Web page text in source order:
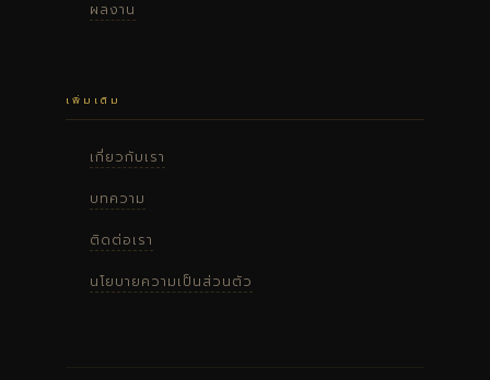
ผลงาน
เพิ่มเติม
เกี่ยวกับเรา
บทความ
ติดต่อเรา
นโยบายความเป็นส่วนตัว